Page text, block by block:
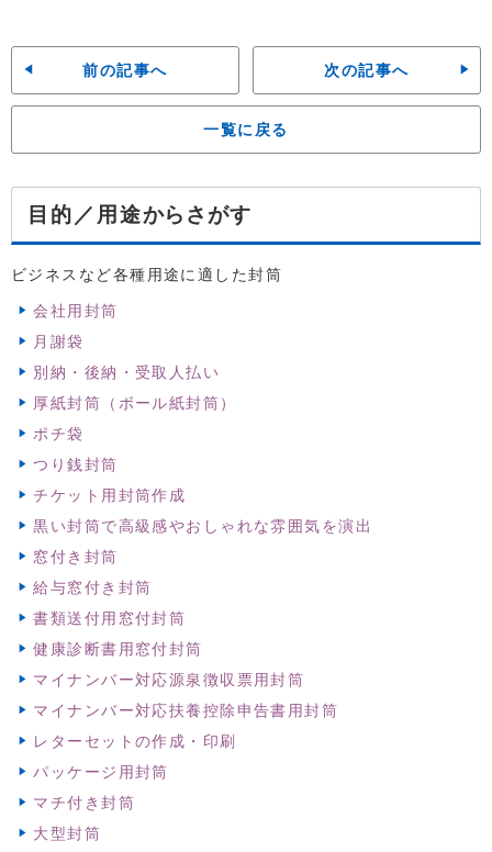
前の記事へ
一覧に戻る
次の記事へ
目的／用途からさがす
ビジネスなど各種用途に適した封筒
会社用封筒
月謝袋
別納・後納・受取人払い
厚紙封筒（ボール紙封筒）
ポチ袋
つり銭封筒
チケット用封筒作成
黒い封筒で高級感やおしゃれな雰囲気を演出
窓付き封筒
給与窓付き封筒
書類送付用窓付封筒
健康診断書用窓付封筒
マイナンバー対応源泉徴収票用封筒
マイナンバー対応扶養控除申告書用封筒
レターセットの作成・印刷
パッケージ用封筒
マチ付き封筒
大型封筒